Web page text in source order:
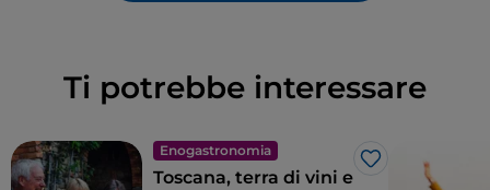
Ti potrebbe interessare
Enogastronomia
Like
Toscana, terra di vini e